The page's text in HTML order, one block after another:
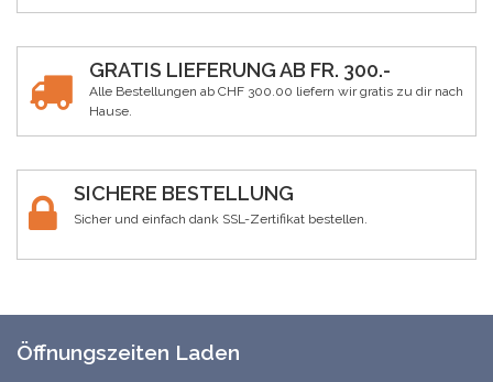
GRATIS LIEFERUNG AB FR. 300.-
Alle Bestellungen ab CHF 300.00 liefern wir gratis zu dir nach
Hause.
SICHERE BESTELLUNG
Sicher und einfach dank SSL-Zertifikat bestellen.
Öffnungszeiten Laden